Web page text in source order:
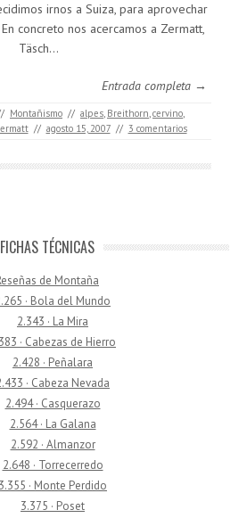
irnos a Suiza, para aprovechar
concreto nos acercamos a Zermatt,
Täsch…
Entrada completa →
Montañismo // alpes, Breithorn,cervino,
// agosto 15, 2007 // 3 comentarios
FICHAS TÉCNICAS
de Montaña
· Bola del Mundo
2.343 · La Mira
· Cabezas de Hierro
2.428 · Peñalara
· Cabeza Nevada
2.494 · Casquerazo
2.564 · La Galana
2.592 · Almanzor
2.648 · Torrecerredo
3.355 · Monte Perdido
3.375 · Poset